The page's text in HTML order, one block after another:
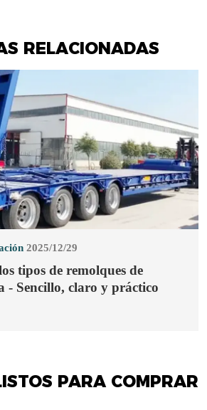
RELACIONADAS
2025/12/29
tipos de remolques de
- Sencillo, claro y práctico
PARA COMPRAR